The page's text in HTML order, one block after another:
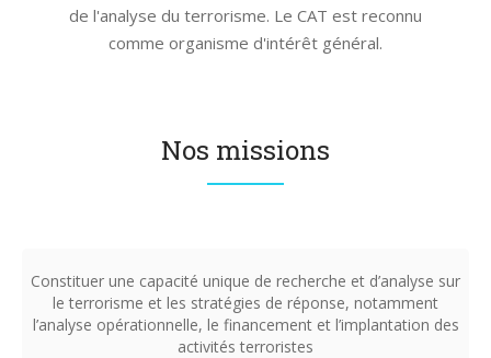
de l'analyse du terrorisme. Le CAT est reconnu
comme organisme d'intérêt général.
Nos missions
Constituer une capacité unique de recherche et d’analyse sur
le terrorisme et les stratégies de réponse, notamment
l’analyse opérationnelle, le financement et l’implantation des
activités terroristes